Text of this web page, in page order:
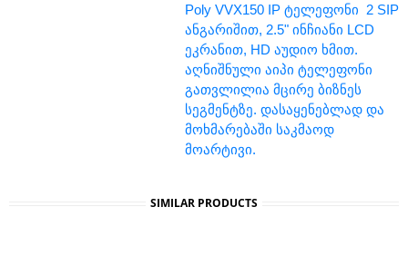
Poly VVX150 IP ტელეფონი 2 SIP
ანგარიშით, 2.5" ინჩიანი LCD
ეკრანით, HD აუდიო ხმით.
აღნიშნული აიპი ტელეფონი
გათვლილია მცირე ბიზნეს
სეგმენტზე. დასაყენებლად და
მოხმარებაში საკმაოდ
მოარტივი.
SIMILAR PRODUCTS